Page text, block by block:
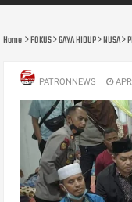
Home FOKUS GAYA HIDUP NUSA
PATRONNEWS